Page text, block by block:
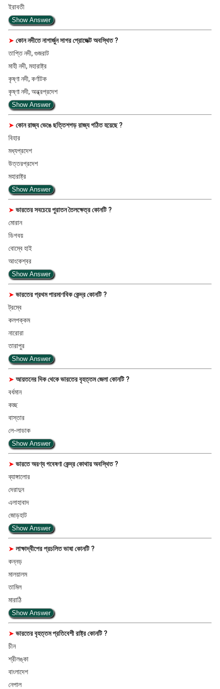
ইরাবতী
Show Answer
➤ কোন নদীতে নাগার্জুন সাগর প্রোজেক্ট অবস্থিত ?
তাপ্তি নদী, গুজরাট
মাহী নদী, মহারাষ্ট্র
কৃষ্ণা নদী, কর্ণাটক
কৃষ্ণা নদী, অন্ধ্রপ্রদেশ
Show Answer
➤ কোন রাজ্য ভেঙে ছত্তিশগড় রাজ্য গঠিত হয়েছে ?
বিহার
মধ্যপ্রদেশ
উত্তরপ্রদেশ
মহারাষ্ট্র
Show Answer
➤ ভারতের সবচেয়ে পুরাতন তৈলক্ষেত্র কোনটি ?
মোরান
ডিগবয়
বোম্বে হাই
আংকেশ্বর
Show Answer
➤ ভারতের প্রথম পারমাণবিক কেন্দ্র কোনটি ?
ট্রম্বে
কলপক্কম
নারোরা
তারাপুর
Show Answer
➤ আয়তনের দিক থেকে ভারতের বৃহত্তম জেলা কোনটি ?
বর্ধমান
কচ্ছ
বাস্তার
লে-লাডাক
Show Answer
➤ ভারতে অরণ্য গবেষণা কেন্দ্র কোথায় অবস্থিত ?
ব্যাঙ্গালোর
দেরাদুন
এলাহাবাদ
জোড়হাট
Show Answer
➤ লাক্ষাদ্বীপের প্রচলিত ভাষা কোনটি ?
কন্নড়
মালয়ালম
তামিল
মারাঠি
Show Answer
➤ ভারতের বৃহত্তম প্রতিবেশী রাষ্ট্র কোনটি ?
চীন
শ্রীলঙ্কা
বাংলাদেশ
নেপাল